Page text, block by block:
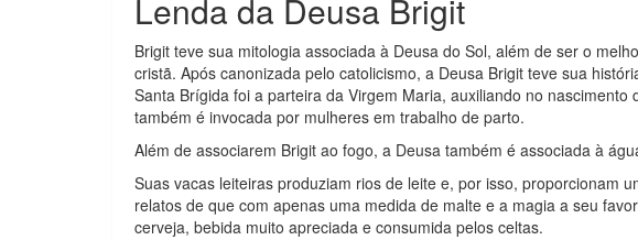
Lenda da Deusa Brigit
Brigit teve sua mitologia associada à Deusa do Sol, além de ser o
cristã. Após canonizada pelo catolicismo, a Deusa Brigit teve sua
Santa Brígida foi a parteira da Virgem Maria, auxiliando no
também é invocada por mulheres em trabalho de parto.
Além de associarem Brigit ao fogo, a Deusa também é associada à
Suas vacas leiteiras produziam rios de leite e, por isso, proporcionam
relatos de que com apenas uma medida de malte e a magia a seu
cerveja, bebida muito apreciada e consumida pelos celtas.